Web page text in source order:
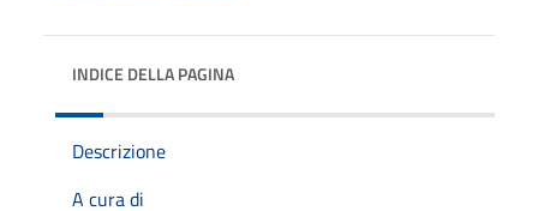
INDICE DELLA PAGINA
Descrizione
A cura di